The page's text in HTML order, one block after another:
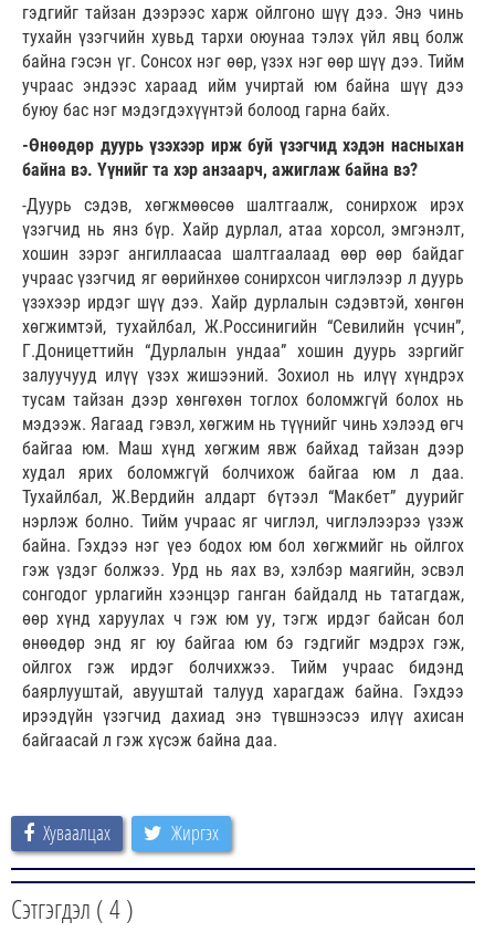
гэдгийг тайзан дээрээс харж ойлгоно шүү дээ. Энэ чинь
тухайн үзэгчийн хувьд тархи оюунаа тэлэх үйл явц болж
байна гэсэн үг. Сонсох нэг өөр, үзэх нэг өөр шүү дээ. Тийм
учраас эндээс хараад ийм учиртай юм байна шүү дээ
буюу бас нэг мэдэгдэхүүнтэй болоод гарна байх.
-Өнөөдөр дуурь үзэхээр ирж буй үзэгчид хэдэн насныхан
байна вэ. Үүнийг та хэр анзаарч, ажиглаж байна вэ?
-Дуурь сэдэв, хөгжмөөсөө шалтгаалж, сонирхож ирэх
үзэгчид нь янз бүр. Хайр дурлал, атаа хорсол, эмгэнэлт,
хошин зэрэг ангиллаасаа шалтгаалаад өөр өөр байдаг
учраас үзэгчид яг өөрийнхөө сонирхсон чиглэлээр л дуурь
үзэхээр ирдэг шүү дээ. Хайр дурлалын сэдэвтэй, хөнгөн
хөгжимтэй, тухайлбал, Ж.Россинигийн “Севилийн үсчин”,
Г.Доницеттийн “Дурлалын ундаа” хошин дуурь зэргийг
залуучууд илүү үзэх жишээний. Зохиол нь илүү хүндрэх
тусам тайзан дээр хөнгөхөн тоглох боломжгүй болох нь
мэдээж. Яагаад гэвэл, хөгжим нь түүнийг чинь хэлээд өгч
байгаа юм. Маш хүнд хөгжим явж байхад тайзан дээр
худал ярих боломжгүй болчихож байгаа юм л даа.
Тухайлбал, Ж.Вердийн алдарт бүтээл “Макбет” дуурийг
нэрлэж болно. Тийм учраас яг чиглэл, чиглэлээрээ үзэж
байна. Гэхдээ нэг үеэ бодох юм бол хөгжмийг нь ойлгох
гэж үздэг болжээ. Урд нь яах вэ, хэлбэр маягийн, эсвэл
сонгодог урлагийн хээнцэр ганган байдалд нь татагдаж,
өөр хүнд харуулах ч гэж юм уу, тэгж ирдэг байсан бол
өнөөдөр энд яг юу байгаа юм бэ гэдгийг мэдрэх гэж,
ойлгох гэж ирдэг болчихжээ. Тийм учраас бидэнд
баярлууштай, авууштай талууд харагдаж байна. Гэхдээ
ирээдүйн үзэгчид дахиад энэ түвшнээсээ илүү ахисан
байгаасай л гэж хүсэж байна даа.
Хуваалцах Жиргэх
Сэтгэгдэл (4)